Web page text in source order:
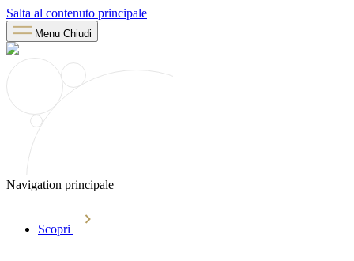
Salta al contenuto principale
Menu Chiudi
Navigation principale
Scopri